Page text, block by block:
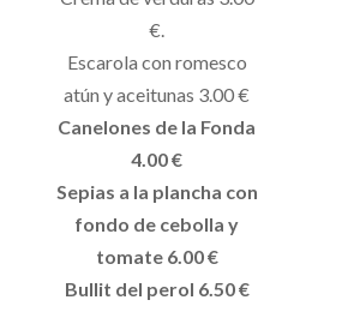
€.
Escarola con romesco
atún y aceitunas 3.00 €
Canelones de la Fonda
4.00 €
Sepias a la plancha con
fondo de cebolla y
tomate 6.00 €
Bullit del perol 6.50 €